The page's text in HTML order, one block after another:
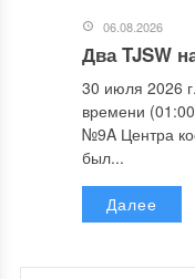
06.08.2026
Два TJSW
30 июля 2026
времени
№9A Центра
был...
Далее